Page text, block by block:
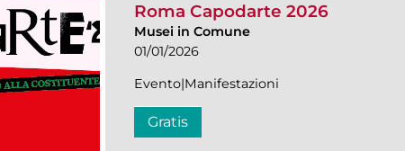
Roma Capodarte 2026
Musei in Comune
01/01/2026
Evento|Manifestazioni
Gratis